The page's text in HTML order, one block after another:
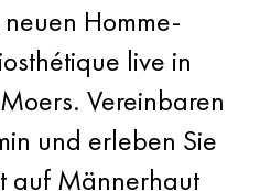
Homme-
live in
Vereinbaren
und erleben Sie
auf Männerhaut